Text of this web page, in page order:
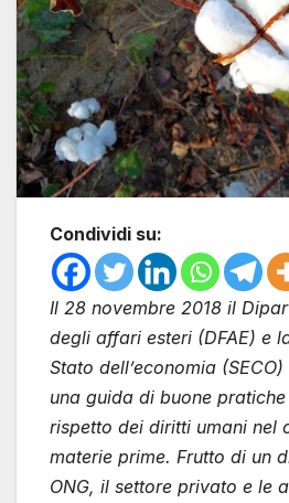
Condividi su:
Il 28 novembre 2018 il
degli affari esteri (DFAE) e
Stato dell’economia
una guida di buone
rispetto dei diritti umani nel
materie prime. Frutto di un
ONG, il settore privato e le